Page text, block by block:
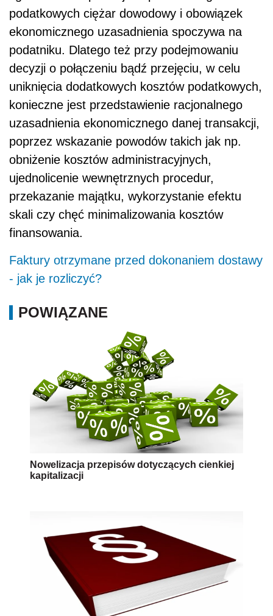
podatkowych ciężar dowodowy i obowiązek
ekonomicznego uzasadnienia spoczywa na
podatniku. Dlatego też przy podejmowaniu
decyzji o połączeniu bądź przejęciu, w celu
uniknięcia dodatkowych kosztów podatkowych,
konieczne jest przedstawienie racjonalnego
uzasadnienia ekonomicznego danej transakcji,
poprzez wskazanie powodów takich jak np.
obniżenie kosztów administracyjnych,
ujednolicenie wewnętrznych procedur,
przekazanie majątku, wykorzystanie efektu
skali czy chęć minimalizowania kosztów
finansowania.
Faktury otrzymane przed dokonaniem dostawy
- jak je rozliczyć?
POWIĄZANE
Nowelizacja przepisów dotyczących cienkiej
kapitalizacji